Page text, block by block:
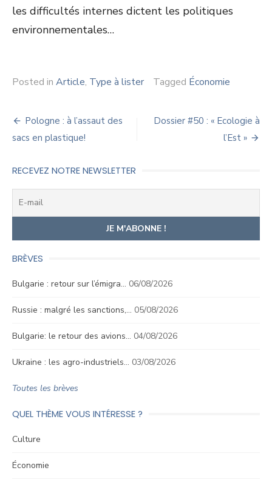
les difficultés internes dictent les politiques
environnementales…
Posted in Article, Type à lister Tagged Économie
Navigation
de
l’article
Pologne : à l’assaut des
sacs en plastique!
Dossier #50 : « Ecologie à
l’Est »
RECEVEZ NOTRE NEWSLETTER
BRÈVES
Bulgarie : retour sur l’émigra… 06/08/2026
Russie : malgré les sanctions,… 05/08/2026
Bulgarie: le retour des avions… 04/08/2026
Ukraine : les agro-industriels… 03/08/2026
Toutes les brèves
QUEL THÈME VOUS INTÉRESSE ?
Culture
Économie